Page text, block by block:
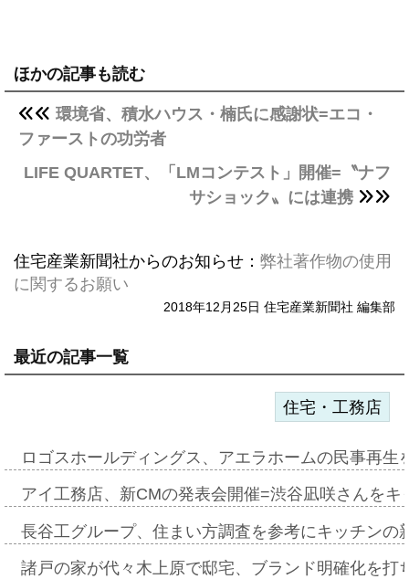
ほかの記事も読む
環境省、積水ハウス・楠氏に感謝状=エコ・
ファーストの功労者
LIFE QUARTET、「LMコンテスト」開催=〝ナフ
サショック〟には連携
住宅産業新聞社からのお知らせ： 弊社著作物の使用
に関するお願い
2018年12月25日 住宅産業新聞社 編集部
最近の記事一覧
住宅・工務店
ロゴスホールディングス、アエラホームの民事再
アイ工務店、新CMの発表会開催=渋谷凪咲さんを
長谷工グループ、住まい方調査を参考にキッチン
諸戸の家が代々木上原で邸宅、ブランド明確化を